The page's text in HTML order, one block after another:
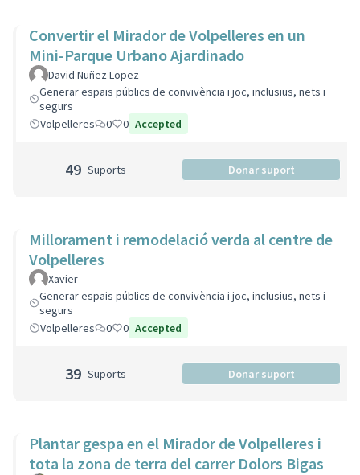
Convertir el Mirador de Volpelleres en un
Mini-Parque Urbano Ajardinado
David Nuñez Lopez
Generar espais públics de convivència i joc, inclusius, nets i
segurs
Volpelleres
0 0 Accepted
49 Suports Donar suport
Millorament i remodelació verda al centre de
Volpelleres
Xavier
Generar espais públics de convivència i joc, inclusius, nets i
segurs
Volpelleres
0 0 Accepted
39 Suports Donar suport
Plantar gespa en el Mirador de Volpelleres i
tota la zona de terra del carrer Dolors Bigas